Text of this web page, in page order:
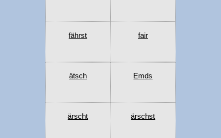
fährst fair
ätsch Emds
ärscht ärschst